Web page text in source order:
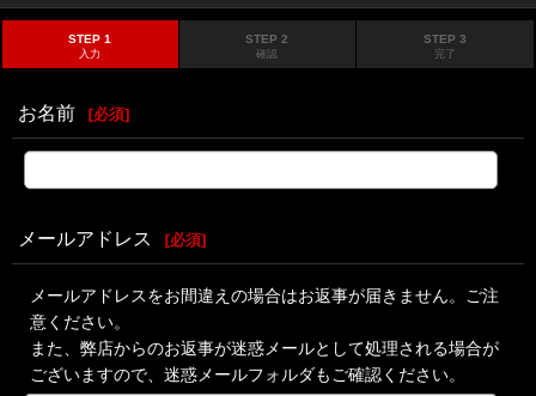
STEP 1
入力
STEP 2
確認
STEP 3
完了
お名前 [必須]
メールアドレス [必須]
メールアドレスをお間違えの場合はお返事が届きません。ご注
意ください。
また、弊店からのお返事が迷惑メールとして処理される場合が
ございますので、迷惑メールフォルダもご確認ください。